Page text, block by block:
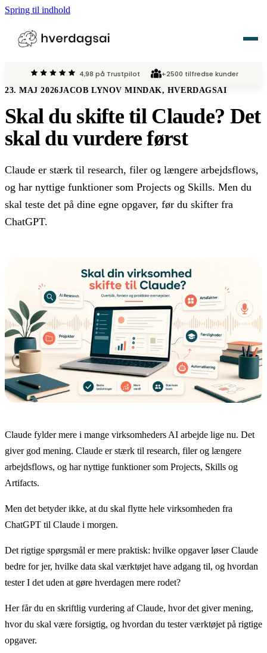
Spring til indhold
Vi tilbyder
AI Kurser ›
AI Løsninger
AI Act ›
AI Events
Om HverdagsAI
Viden
4,98 på Trustpilot +2500 tilfredse kunder
23. MAJ 2026JACOB LYNOV MINDAK, HVERDAGSAI
Skal du skifte til Claude? Det
skal du vurdere først
Claude er stærk til research, filer og længere arbejdsflows,
og har nyttige funktioner som Projects og Skills. Men du
skal teste det på dine egne opgaver, før du skifter fra
ChatGPT.
Claude fylder mere i mange virksomheders AI arbejde lige nu. Det
giver god mening. Claude er stærk til research, filer og længere
arbejdsflows, og har nyttige funktioner som Projects, Skills og
Artifacts.
Men det betyder ikke, at du skal flytte hele virksomheden fra
ChatGPT til Claude i morgen.
Det rigtige spørgsmål er mere praktisk: hvilke opgaver løser Claude
bedre for jer, hvilke data skal værktøjet have adgang til, og hvordan
tester I det uden at gøre hverdagen mere rodet?
Her får du en skriftlig vurdering af Claude, hvor det giver mening,
hvor du skal være forsigtig, og hvordan du tester værktøjet på rigtige
opgaver.